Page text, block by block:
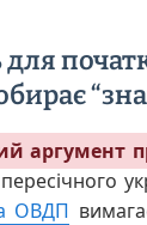
для
аргумент
ОВДП